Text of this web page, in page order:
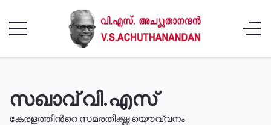
സഖാവ് വി.എസ്
കേരളത്തിൻറെ സമരതീക്ഷ്ണ യൌവ്വനം